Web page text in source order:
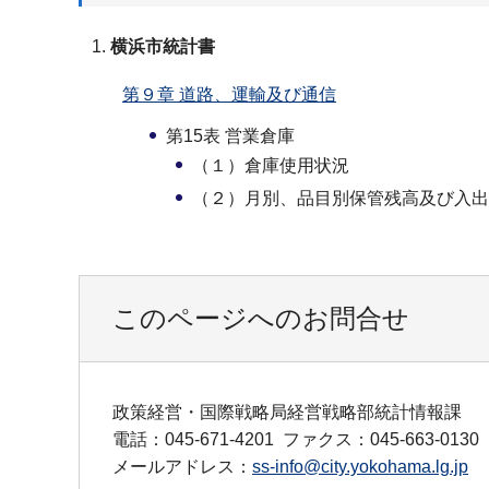
横浜市統計書
第９章 道路、運輸及び通信
第15表 営業倉庫
（１）倉庫使用状況
（２）月別、品目別保管残高及び入
このページへのお問合せ
政策経営・国際戦略局経営戦略部統計情報課
電話：045-671-4201 ファクス：045-663-0130
メールアドレス： ss-info@city.yokohama.lg.jp